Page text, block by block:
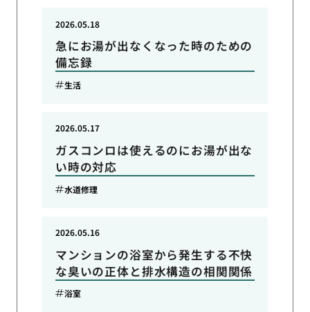
急にお湯が出なくなった時のための
備忘録
2026.05.18
生活
ガスコンロは使えるのにお湯が出な
い時の対応
2026.05.17
水道修理
マンションの浴室から発生する不快
な臭いの正体と排水構造の相関関係
2026.05.16
浴室